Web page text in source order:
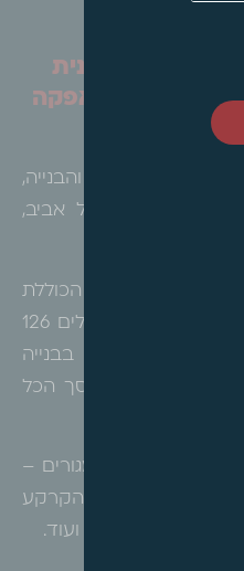
אישור תכנית
מפורטת מס' 507-0626317 – נאות אפקה
הרינו לעדכן כי בהתאם לסעיף 117 לחוק התכנון והבנייה,
אושרה תכנית מפורטת מס' 507-0626317 בתל אביב,
התחדשות עירונית, הכוללת
פינוי והריסה של 8 מבנים בני 3-4 קומות הכוללים 126
יחידות דיור, והקמת 5 מבנים חדשים – 4 בבנייה
מרקמית עד 8 קומות ומגדל עד 19 קומות – סך הכל
שימושים בייעוד המגורים –
מסחר, ושטח בנוי של כ-500 מ"ר בקומת הקרקע
לעניין ציפוף ועוד.